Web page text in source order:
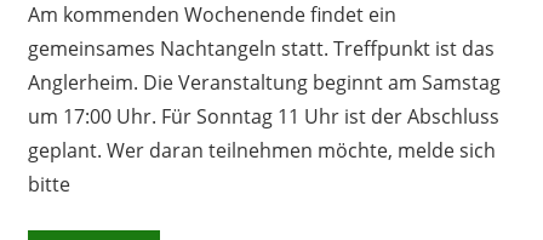
Am kommenden Wochenende findet ein
gemeinsames Nachtangeln statt. Treffpunkt ist das
Anglerheim. Die Veranstaltung beginnt am Samstag
um 17:00 Uhr. Für Sonntag 11 Uhr ist der Abschluss
geplant. Wer daran teilnehmen möchte, melde sich
bitte